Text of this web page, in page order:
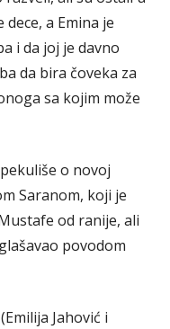
a Emina je
i da joj je davno
da bira čoveka za
sa kojim može
o novoj
Saranom, koji je
od ranije, ali
povodom
Jahović i